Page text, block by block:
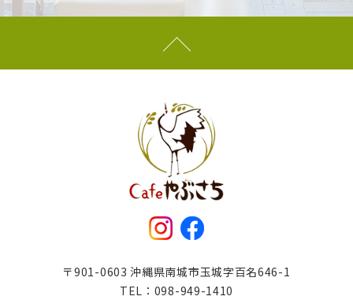
〒901-0603 沖縄県南城市玉城字百名646-1
TEL： 098-949-1410